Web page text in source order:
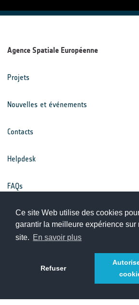
Ce site Web utilise des cookies
garantir la meilleure expérience sur
site. En savoir plus
Refuser
Agence Spatiale Européenne
Projets
Nouvelles et événements
Contacts
Helpdesk
FAQs
Conditions générales
Avis de confidentialité